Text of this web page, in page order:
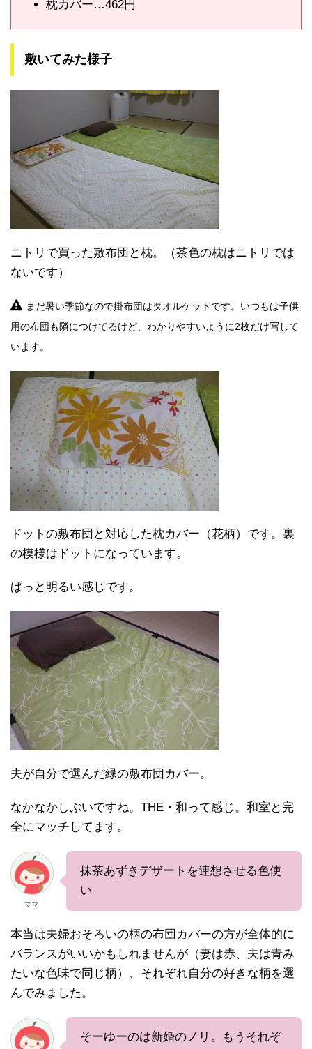
枕カバー…462円
敷いてみた様子
ニトリで買った敷布団と枕。（茶色の枕はニトリでは
ないです）
まだ暑い季節なので掛布団はタオルケットです。いつもは子供
用の布団も隣につけてるけど、わかりやすいように2枚だけ写して
います。
ドットの敷布団と対応した枕カバー（花柄）です。裏
の模様はドットになっています。
ぱっと明るい感じです。
夫が自分で選んだ緑の敷布団カバー。
なかなかしぶいですね。THE・和って感じ。和室と完
全にマッチしてます。
ママ
抹茶あずきデザートを連想させる色使
い
本当は夫婦おそろいの柄の布団カバーの方が全体的に
バランスがいいかもしれませんが（妻は赤、夫は青み
たいな色味で同じ柄）、それぞれ自分の好きな柄を選
んでみました。
そーゆーのは新婚のノリ。もうそれぞ